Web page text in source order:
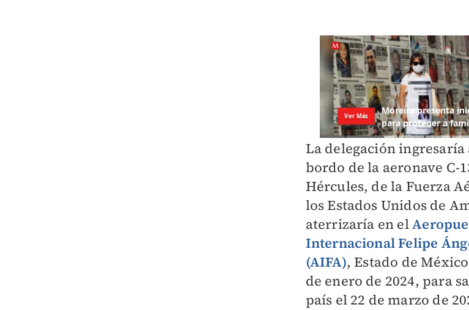
La delegación ingresaría
bordo de la aeronave C-
Hércules, de la Fuerza
los Estados Unidos de
aterrizaría en el
Internacional Felipe
(AIFA), Estado de
de enero de 2024, para
país el 22 de marzo de